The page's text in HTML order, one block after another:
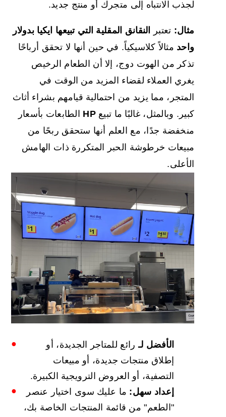
لجذب الانتباه إلى متجرك أو منتج جديد.
مثال: تعتبر
النقانق المقلية التي تبيعها ايكيا بدولار
واحد مثالاً كلاسيكياً. في حين أنها لا تحقق أرباحًا
تذكر من الهوت دوج، إلا أن الطعام الرخيص
يغري العملاء لقضاء المزيد من الوقت في
المتجر، مما يزيد من احتمالية قيامهم بشراء أثاث
كبير. وبالمثل، غالبًا ما تبيعHP الطابعات بأسعار
منخفضة جدًا، مع العلم أنها ستحقق ربحًا من
مبيعات خرطوشة الحبر المتكررة ذات الهامش
الأعلى.
الأفضل لـ رائع للمتاجر الجديدة، أو
إطلاق منتجات جديدة، أو مبيعات
التصفية، أو العروض الترويجية الكبيرة.
إعداد سهل: ما عليك سوى اختيار عنصر
"الطعم" من قائمة المنتجات الخاصة بك،